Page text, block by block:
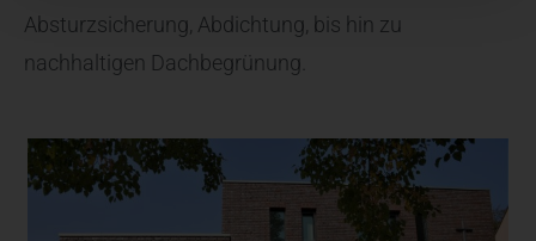
Absturzsicherung, Abdichtung, bis hin zu
nachhaltigen Dachbegrünung.